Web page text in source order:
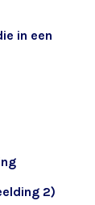
in een
2)